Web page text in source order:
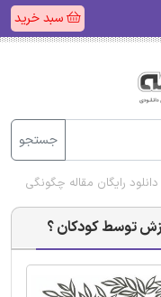
سبد خرید
جستجو
دانلود رایگان مقاله چگونگی
توسط کودکان ؟